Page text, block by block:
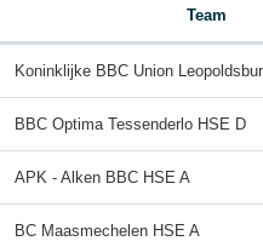
Team
Koninklijke BBC Union
BBC Optima Tessenderlo HSE D
APK - Alken BBC HSE A
BC Maasmechelen HSE A